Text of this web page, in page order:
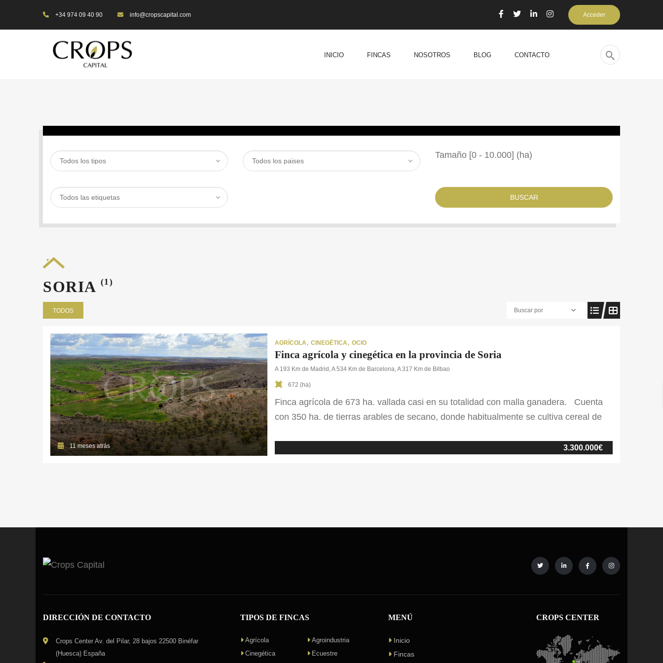
+34 974 09 40 90 info@cropscapital.com Acceder
INICIO FINCAS NOSOTROS BLOG CONTACTO
Tamaño [0 - 10.000] (ha)
BUSCAR
SORIA (1)
TODOS Buscar por
11 meses atrás
AGRÍCOLA CINEGÉTICA OCIO
Finca agrícola y cinegética en la provincia de Soria
A 193 Km de Madrid, A 534 Km de Barcelona, A 317 Km de Bilbao
672 (ha)
Finca agrícola de 673 ha. vallada casi en su totalidad con malla ganadera. Cuenta
con 350 ha. de tierras arables de secano, donde habitualmente se cultiva cereal de
sus edificaciones, dispone de dos naves agrícolas, una pequeña caseta de servicio
3.300.000€
DIRECCIÓN DE CONTACTO
Crops Center Av. del Pilar, 28 bajos 22500 Binéfar
(Huesca) España
TIPOS DE FINCAS
Agrícola
Agroindustria
Cinegética
Ecuestre
MENÚ
Inicio
Fincas
CROPS CENTER